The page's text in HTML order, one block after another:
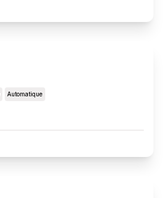
Automatique